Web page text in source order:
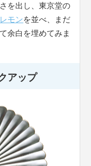
を出し、東京堂の
レモンを並べ、まだ
余白を埋めてみま
アップ